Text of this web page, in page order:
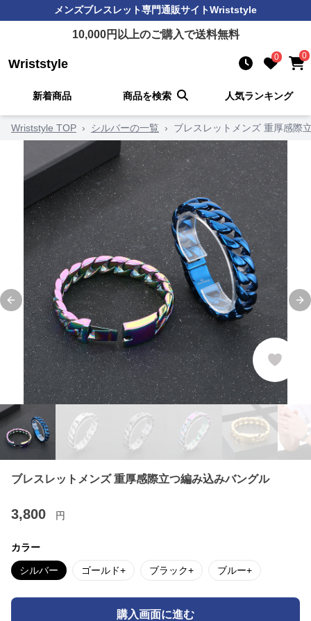
メンズブレスレット専門通販サイトWriststyle
10,000円以上のご購入で送料無料
Wriststyle 0 0
新着商品 商品を検索 人気ランキング
Wriststyle TOP › シルバーの一覧 › ブレスレットメンズ 重厚感際
Previous slide
ブレスレットメンズ 重厚感際立つ編み込みバングル
3,800 円
カラー
シルバー ゴールド+ ブラック+ ブルー+
購入画面に進む